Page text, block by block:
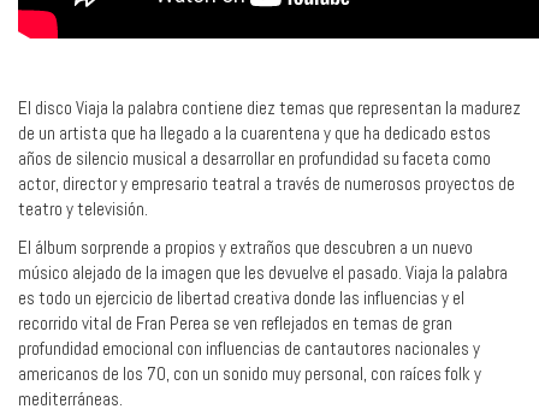
El disco Viaja la palabra contiene diez temas que representan la madurez
de un artista que ha llegado a la cuarentena y que ha dedicado estos
años de silencio musical a desarrollar en profundidad su faceta como
actor, director y empresario teatral a través de numerosos proyectos de
teatro y televisión.
El álbum sorprende a propios y extraños que descubren a un nuevo
músico alejado de la imagen que les devuelve el pasado. Viaja la palabra
es todo un ejercicio de libertad creativa donde las influencias y el
recorrido vital de Fran Perea se ven reflejados en temas de gran
profundidad emocional con influencias de cantautores nacionales y
americanos de los 70, con un sonido muy personal, con raíces folk y
mediterráneas.